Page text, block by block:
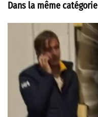
Dans la même catégorie